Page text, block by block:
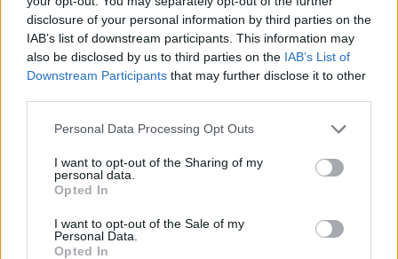
disclosure of your personal information by third parties on the
IAB’s list of downstream participants. This information may
also be disclosed by us to third parties on the IAB’s List of
Downstream Participants that may further disclose it to other
Please note that this website/app uses one or more Google
not limited to your visit or usage behaviour. You may click to
grant or deny consent to Google and its third-party tags to
use your data for below specified purposes in below Google
consent section.
Personal Data Processing Opt Outs
I want to opt-out of the Sharing of my
personal data.
Opted In
I want to opt-out of the Sale of my
Personal Data.
Opted In
billy(@billy)
Noble Member
29 Μαΐου 2026 19:16
#731127
Σοβαρό ποντάρισμα στο πόκερ των υποβρυχίων……
Δύσκολο βέβαια να πραγματοποιηθεί η τρίτη και μεγαλύτερη
φάση του 1δις χωρίς την ύπαρξη παραγγελιών…..
Σε ότι αφορά τον 6ο στόλο , κοίτα να δεις που μπορεί και να
Reply
karpat(@karpat)